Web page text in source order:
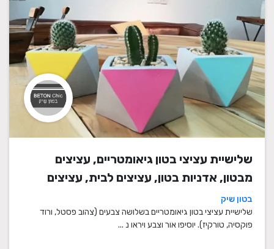
שלישיית עציצי בטון גיאומטריים, עציצים
מבטון, אדניות בטון, עציצים לבית, עציצים
מיוחדים, עציצים מעוצבים, עציצי מתנה,
מתנות לחגים
בטון שיק
שלישיית עציצי בטון גיאומטריים בשלושה צבעים (צהוב פסטל, ורוד
פוקסיה, טורקיז). יוסיפו אור וצבע ויראו נ ...